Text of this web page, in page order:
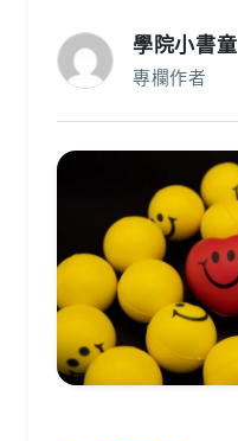
學院小書童
專欄作者